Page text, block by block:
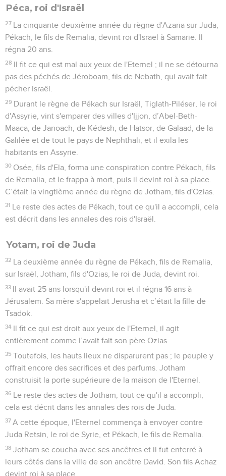
Péca, roi d'Israël
27 La cinquante-deuxième année du règne d'Azaria sur Juda,
Pékach, le fils de Remalia, devint roi d'Israël à Samarie. Il
régna 20 ans.
28 Il fit ce qui est mal aux yeux de l'Eternel ; il ne se détourna
pas des péchés de Jéroboam, fils de Nebath, qui avait fait
pécher Israël.
29 Durant le règne de Pékach sur Israël, Tiglath-Piléser, le roi
d'Assyrie, vint s'emparer des villes d'Ijjon, d’Abel-Beth-
Maaca, de Janoach, de Kédesh, de Hatsor, de Galaad, de la
Galilée et de tout le pays de Nephthali, et il exila les
habitants en Assyrie.
30 Osée, fils d'Ela, forma une conspiration contre Pékach, fils
de Remalia, et le frappa à mort, puis il devint roi à sa place.
C’était la vingtième année du règne de Jotham, fils d'Ozias.
31 Le reste des actes de Pékach, tout ce qu'il a accompli, cela
est décrit dans les annales des rois d'Israël.
Yotam, roi de Juda
32 La deuxième année du règne de Pékach, fils de Remalia,
sur Israël, Jotham, fils d'Ozias, le roi de Juda, devint roi.
33 Il avait 25 ans lorsqu'il devint roi et il régna 16 ans à
Jérusalem. Sa mère s'appelait Jerusha et c’était la fille de
Tsadok.
34 Il fit ce qui est droit aux yeux de l'Eternel, il agit
entièrement comme l’avait fait son père Ozias.
35 Toutefois, les hauts lieux ne disparurent pas ; le peuple y
offrait encore des sacrifices et des parfums. Jotham
construisit la porte supérieure de la maison de l'Eternel.
36 Le reste des actes de Jotham, tout ce qu'il a accompli,
cela est décrit dans les annales des rois de Juda.
37 A cette époque, l'Eternel commença à envoyer contre
Juda Retsin, le roi de Syrie, et Pékach, le fils de Remalia.
38 Jotham se coucha avec ses ancêtres et il fut enterré à
leurs côtés dans la ville de son ancêtre David. Son fils Achaz
devint roi à sa place.